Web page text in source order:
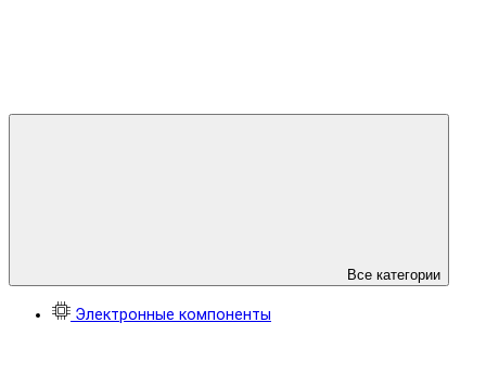
Все категории
Электронные компоненты